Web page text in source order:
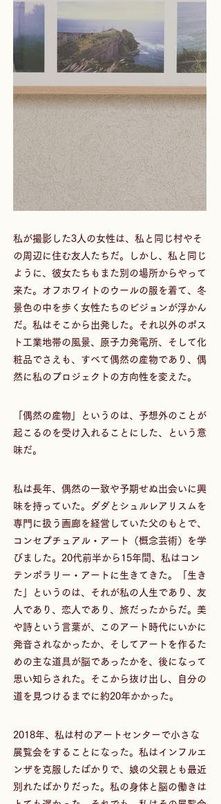
私が撮影した3人の女性は、私と同じ村やそ
の周辺に住む友人たちだ。しかし、私と同じ
ように、彼女たちもまた別の場所からやって
来た。オフホワイトのウールの服を着て、冬
景色の中を歩く女性たちのビジョンが浮かん
だ。私はそこから出発した。それ以外のポス
ト工業地帯の風景、原子力発電所、そして化
粧品でさえも、すべて偶然の産物であり、偶
然に私のプロジェクトの方向性を変えた。
「偶然の産物」というのは、予想外のことが
起こるのを受け入れることにした、という意
味だ。
私は長年、偶然の一致や予期せぬ出会いに興
味を持っていた。ダダとシュルレアリスムを
専門に扱う画廊を経営していた父のもとで、
コンセプチュアル・アート（概念芸術）を学
びました。20代前半から15年間、私はコン
テンポラリー・アートに生きてきた。「生き
た」というのは、それが私の人生であり、友
人であり、恋人であり、旅だったからだ。美
や詩という言葉が、このアート時代にいかに
発音されなかったか、そしてアートを作るた
めの主な道具が脳であったかを、後になって
思い知らされた。そこから抜け出し、自分の
道を見つけるまでに約20年かかった。
2018年、私は村のアートセンターで小さな
展覧会をすることになった。私はインフルエ
ンザを克服したばかりで、娘の父親とも最近
別れたばかりだった。私の身体と脳の働きは